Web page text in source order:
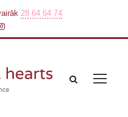
28 64 64 74